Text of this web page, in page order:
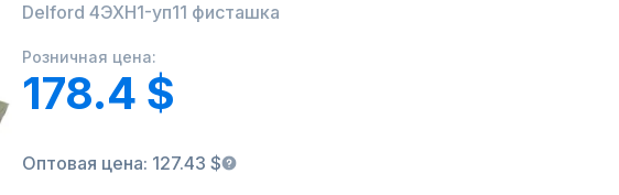
Delford 4ЭХН1-уп11 фисташка
Розничная цена:
178.4 $
Оптовая цена: 127.43 $